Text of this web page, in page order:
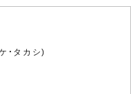
タカシ)